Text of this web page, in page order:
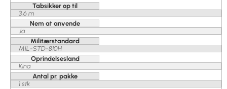
Tabsikker op til
3,6 m
Nem at anvende
Ja
Militærstandard
MIL-STD-810H
Oprindelsesland
Kina
Antal pr. pakke
1 stk